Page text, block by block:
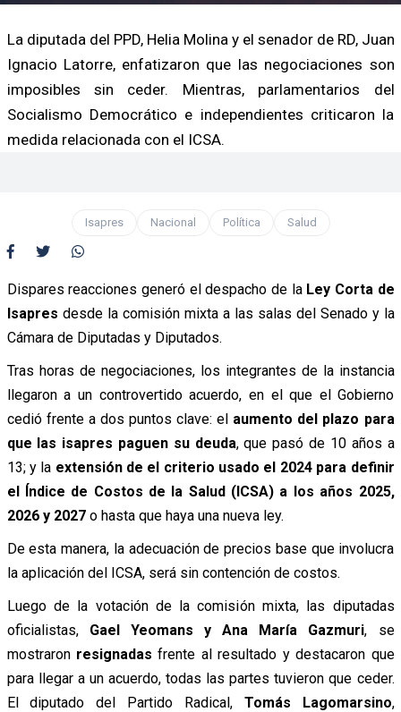
La diputada del PPD, Helia Molina y el senador de RD, Juan
Ignacio Latorre, enfatizaron que las negociaciones son
imposibles sin ceder. Mientras, parlamentarios del
Socialismo Democrático e independientes criticaron la
medida relacionada con el ICSA.
Isapres Nacional Política Salud
Dispares reacciones generó el despacho de la Ley Corta de
Isapres desde la comisión mixta a las salas del Senado y la
Cámara de Diputadas y Diputados.
Tras horas de negociaciones, los integrantes de la instancia
llegaron a un controvertido acuerdo, en el que el Gobierno
cedió frente a dos puntos clave: el aumento del plazo para
que las isapres paguen su deuda, que pasó de 10 años a
13; y la extensión de el criterio usado el 2024 para definir
el Índice de Costos de la Salud (ICSA) a los años 2025,
2026 y 2027o hasta que haya una nueva ley.
De esta manera, la adecuación de precios base que involucra
la aplicación del ICSA, será sin contención de costos.
Luego de la votación de la comisión mixta, las diputadas
oficialistas, Gael Yeomans y Ana María Gazmuri, se
mostraron resignadas frente al resultado y destacaron que
para llegar a un acuerdo, todas las partes tuvieron que ceder.
El diputado del Partido Radical,Tomás Lagomarsino,